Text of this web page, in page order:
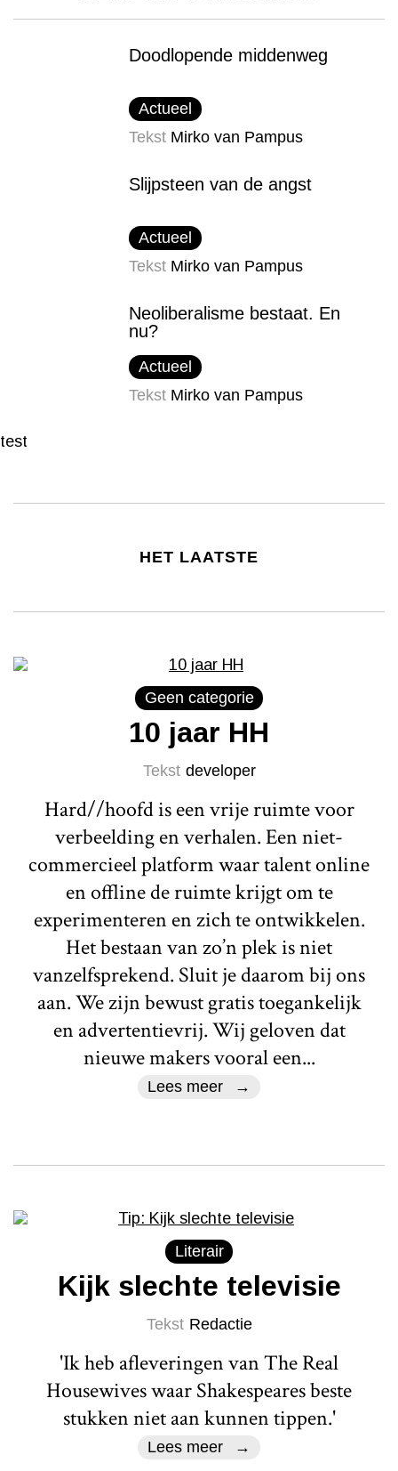
Doodlopende middenweg
Actueel
Tekst Mirko van Pampus
Slijpsteen van de angst
Actueel
Tekst Mirko van Pampus
Neoliberalisme bestaat. En
nu?
Actueel
Tekst Mirko van Pampus
test
HET LAATSTE
Geen categorie
10 jaar HH
Tekst developer
Hard//hoofd is een vrije ruimte voor
verbeelding en verhalen. Een niet-
commercieel platform waar talent online
en offline de ruimte krijgt om te
experimenteren en zich te ontwikkelen.
Het bestaan van zo’n plek is niet
vanzelfsprekend. Sluit je daarom bij ons
aan. We zijn bewust gratis toegankelijk
en advertentievrij. Wij geloven dat
nieuwe makers vooral een...
Lees meer
Literair
Kijk slechte televisie
Tekst Redactie
'Ik heb afleveringen van The Real
Housewives waar Shakespeares beste
stukken niet aan kunnen tippen.'
Lees meer